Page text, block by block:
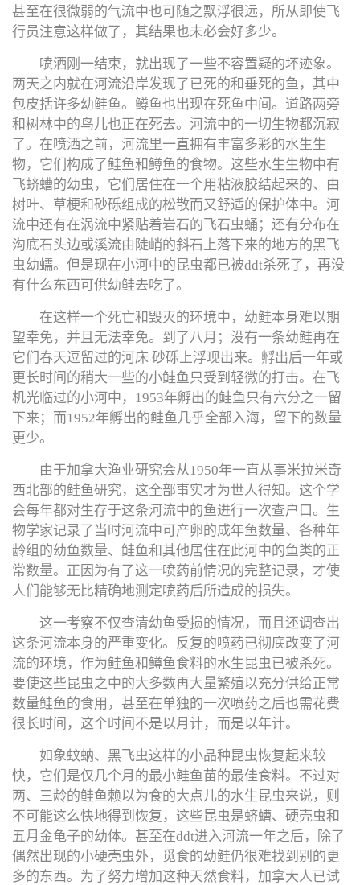
甚至在很微弱的气流中也可随之飘浮很远，所从即使飞
行员注意这样做了，其结果也未必会好多少。
喷洒刚一结束，就出现了一些不容置疑的坏迹象。
两天之内就在河流沿岸发现了已死的和垂死的鱼，其中
包皮括许多幼鲑鱼。鳟鱼也出现在死鱼中间。道路两旁
和树林中的鸟儿也正在死去。河流中的一切生物都沉寂
了。在喷洒之前，河流里一直拥有丰富多彩的水生生
物，它们构成了鲑鱼和鳟鱼的食物。这些水生生物中有
飞蛴螬的幼虫，它们居住在一个用粘液胶结起来的、由
树叶、草梗和砂砾组成的松散而又舒适的保护体中。河
流中还有在涡流中紧贴着岩石的飞石虫蛹；还有分布在
沟底石头边或溪流由陡峭的斜石上落下来的地方的黑飞
虫幼蠕。但是现在小河中的昆虫都已被ddt杀死了，再没
有什么东西可供幼鲑去吃了。
在这样一个死亡和毁灭的环境中，幼鲑本身难以期
望幸免，并且无法幸免。到了八月；没有一条幼鲑再在
它们春天逗留过的河床 砂砾上浮现出来。孵出后一年或
更长时间的稍大一些的小鲑鱼只受到轻微的打击。在飞
机光临过的小河中，1953年孵出的鲑鱼只有六分之一留
下来；而1952年孵出的鲑鱼几乎全部入海，留下的数量
更少。
由于加拿大渔业研究会从1950年一直从事米拉米奇
西北部的鲑鱼研究，这全部事实才为世人得知。这个学
会每年都对生存于这条河流中的鱼进行一次查户口。生
物学家记录了当时河流中可产卵的成年鱼数量、各种年
龄组的幼鱼数量、鲑鱼和其他居住在此河中的鱼类的正
常数量。正因为有了这一喷药前情况的完整记录，才使
人们能够无比精确地测定喷药后所造成的损失。
这一考察不仅查清幼鱼受损的情况，而且还调查出
这条河流本身的严重变化。反复的喷药已彻底改变了河
流的环境，作为鲑鱼和鳟鱼食料的水生昆虫已被杀死。
要使这些昆虫之中的大多数再大量繁殖以充分供给正常
数量鲑鱼的食用，甚至在单独的一次喷药之后也需花费
很长时间，这个时间不是以月计，而是以年计。
如象蚊蚋、黑飞虫这样的小品种昆虫恢复起来较
快，它们是仅几个月的最小鲑鱼苗的最佳食料。不过对
两、三龄的鲑鱼赖以为食的大点儿的水生昆虫来说，则
不可能这么快地得到恢复，这些昆虫是蛴螬、硬壳虫和
五月金龟子的幼体。甚至在ddt进入河流一年之后，除了
偶然出现的小硬壳虫外，觅食的幼鲑仍很难找到别的更
多的东西。为了努力增加这种天然食料，加拿大人已试